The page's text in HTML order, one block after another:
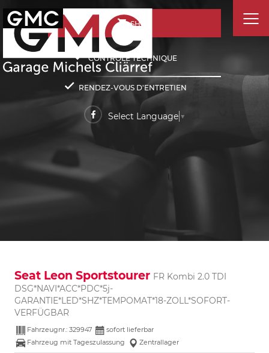
SHOP
CONTRÔLE TECHNIQUE
RENDEZ-VOUS D'ENTRETIEN
Select Language ▼
Seat Leon Sportstourer FR Kombi 2.0 TDI
DSG*NAVI*ACC*PDC*5j-
GARANTIE*LED*SHZ*TEMPOMAT*18-ZOLL*SOFORT-
VERFÜGBAR
Fahrzeugnr.: 329947
sofort lieferbar
Fahrzeug mit Tageszulassung
Zentrallager